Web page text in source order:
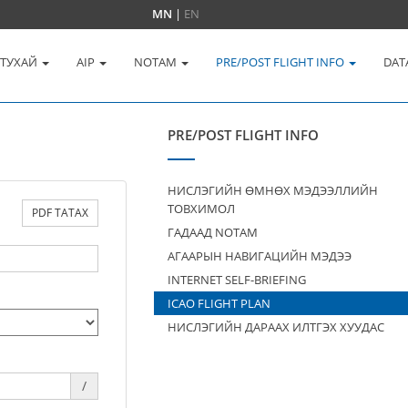
MN | EN
AIP NOTAM PRE/POST FLIGHT INFO
PDF ТАТАХ
/
PRE/POST FLIGHT INFO
НИСЛЭГИЙН ӨМНӨХ МЭДЭЭЛЛИЙН
ТОВХИМОЛ
ГАДААД NOTAM
АГААРЫН НАВИГАЦИЙН МЭДЭЭ
INTERNET SELF-BRIEFING
ICAO FLIGHT PLAN
НИСЛЭГИЙН ДАРААХ ИЛТГЭХ ХУУДАС